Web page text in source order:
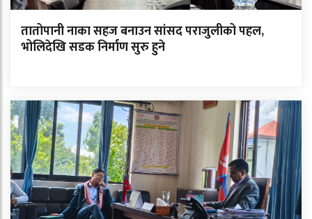
तातोपानी नाका सहज बनाउन सांसद पराजुलीको पहल,
भोलिदेखि सडक निर्माण सुरु हुने